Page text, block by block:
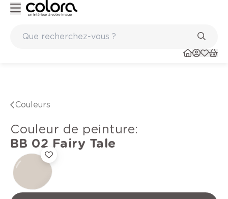
Couleurs
Couleur de peinture:
BB 02 Fairy Tale